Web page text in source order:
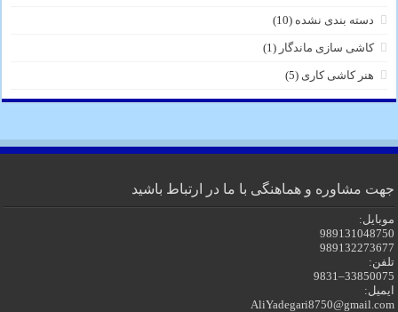
دسته بندی نشده (10)
کاشی سازی ماندگار (1)
هنر کاشی کاری (5)
جهت مشاوره و هماهنگی با ما در ارتباط باشید
موبایل:
989131048750
989132273677
تلفن:
33850075–9831
ایمیل:
AliYadegari8750@gmail.com